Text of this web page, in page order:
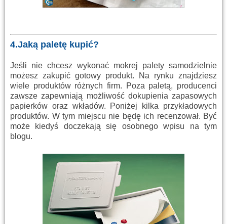
4.Jaką paletę kupić?
Jeśli nie chcesz wykonać mokrej palety samodzielnie
możesz zakupić gotowy produkt. Na rynku znajdziesz
wiele produktów różnych firm. Poza paletą, producenci
zawsze zapewniają możliwość dokupienia zapasowych
papierków oraz wkładów. Poniżej kilka przykładowych
produktów. W tym miejscu nie będę ich recenzował. Być
może kiedyś doczekają się osobnego wpisu na tym
blogu.